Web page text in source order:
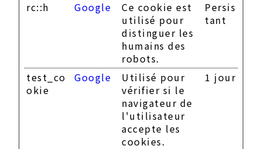
rc::h Google
Ce cookie est
utilisé pour
distinguer les
humains des
robots.
Persis
tant
test_co
okie
Google
Utilisé pour
vérifier si le
navigateur de
l'utilisateur
accepte les
cookies.
1 jour